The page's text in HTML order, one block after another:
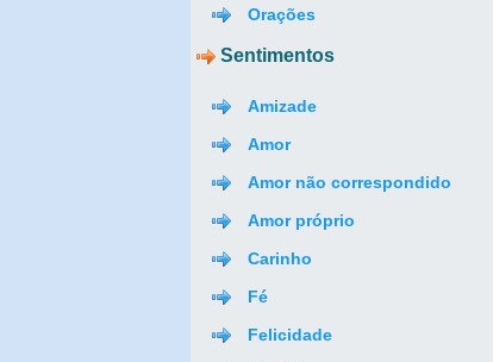
Orações
Sentimentos
Amizade
Amor
Amor não correspondido
Amor próprio
Carinho
Fé
Felicidade